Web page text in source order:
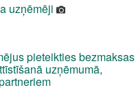
uzņēmēji
pieteikties bezmaksas
uzņēmumā,